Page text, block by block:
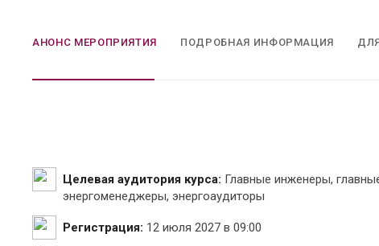
АНОНС МЕРОПРИЯТИЯ ПОДРОБНАЯ ИНФОРМАЦИЯ
Целевая аудитория курса: Главные инженеры,
энергоменеджеры, энергоаудиторы
Регистрация: 12 июля 2027 в 09:00